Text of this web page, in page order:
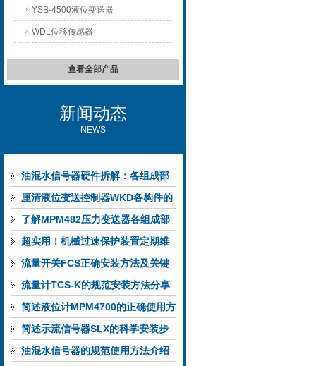
YSB-4500液位变送器
WDL位移传感器
查看全部产品
新闻动态
NEWS
油混水信号器硬件拆解：各组成部
件的功能特点与性能指标
厘清液位变送控制器WKD各构件的
功能特性稳定完成液位监测
了解MPM482压力变送器各组成部
件功能特点有助于提升选型合理性
超实用！机械过速保护装置定期维
护保养方法大汇总
流量开关FCS正确安装方法及关键
要点专业分享
流量计TCS-K的规范安装方法分享
简述液位计MPM4700的正确使用方
法
简述示流信号器SLX的科学安装步
骤
油混水信号器的规范使用方法介绍